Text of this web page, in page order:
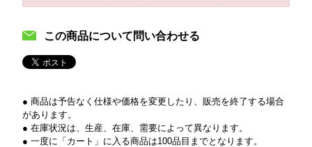
この商品について問い合わせる
● 商品は予告なく仕様や価格を変更したり、販売を終了する場合
があります。
● 在庫状況は、生産、在庫、需要によって異なります。
● 一度に「カート」に入る商品は100品目までとなります。